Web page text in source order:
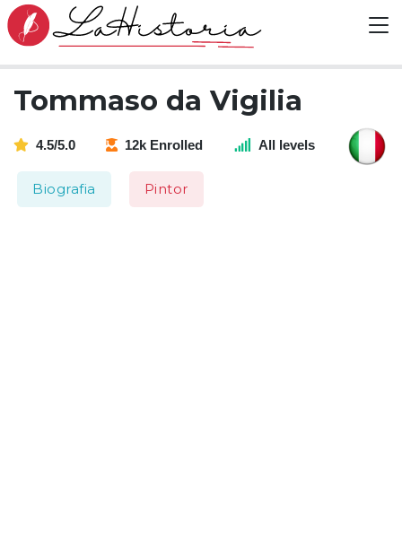
Tommaso da Vigilia
4.5/5.0 12k Enrolled All levels
Biografia Pintor